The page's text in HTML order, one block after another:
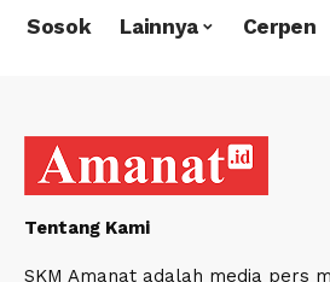
Sosok Lainnya Cerpen
Tentang Kami
SKM Amanat adalah media pers